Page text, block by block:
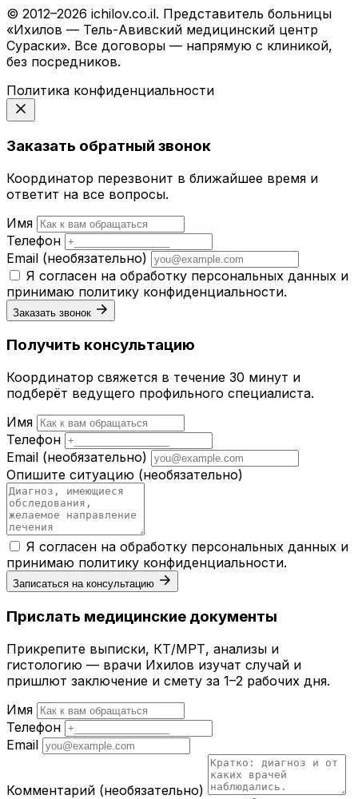
© 2012–2026 ichilov.co.il. Представитель больницы
«Ихилов — Тель-Авивский медицинский центр
Сураски». Все договоры — напрямую с клиникой,
без посредников.
Политика конфиденциальности
Заказать обратный звонок
Координатор перезвонит в ближайшее время и
ответит на все вопросы.
Имя
Телефон
Email (необязательно)
Я согласен на обработку персональных данных и
принимаю политику конфиденциальности.
Заказать звонок
Получить консультацию
Координатор свяжется в течение 30 минут и
подберёт ведущего профильного специалиста.
Имя
Телефон
Email (необязательно)
Опишите ситуацию (необязательно)
Я согласен на обработку персональных данных и
принимаю политику конфиденциальности.
Записаться на консультацию
Прислать медицинские документы
Прикрепите выписки, КТ/МРТ, анализы и
гистологию — врачи Ихилов изучат случай и
пришлют заключение и смету за 1–2 рабочих дня.
Имя
Телефон
Email
Комментарий (необязательно)